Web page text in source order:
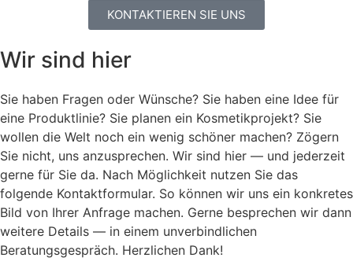
KONTAKTIEREN SIE UNS
Wir sind hier
Sie haben Fragen oder Wünsche? Sie haben eine Idee für
eine Produktlinie? Sie planen ein Kosmetikprojekt? Sie
wollen die Welt noch ein wenig schöner machen? Zögern
Sie nicht, uns anzusprechen. Wir sind hier — und jederzeit
gerne für Sie da. Nach Möglichkeit nutzen Sie das
folgende Kontaktformular. So können wir uns ein konkretes
Bild von Ihrer Anfrage machen. Gerne besprechen wir dann
weitere Details — in einem unverbindlichen
Beratungsgespräch. Herzlichen Dank!